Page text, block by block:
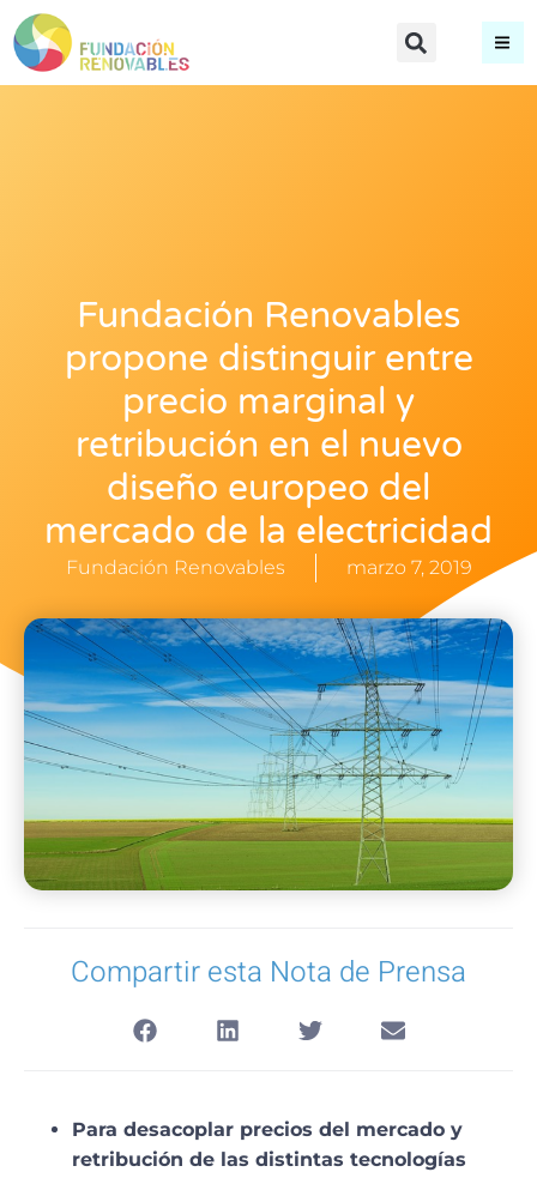
Fundación Renovables
propone distinguir entre
precio marginal y
retribución en el nuevo
diseño europeo del
mercado de la electricidad
Fundación Renovables marzo 7, 2019
Compartir esta Nota de Prensa
Para desacoplar precios del mercado y
retribución de las distintas tecnologías